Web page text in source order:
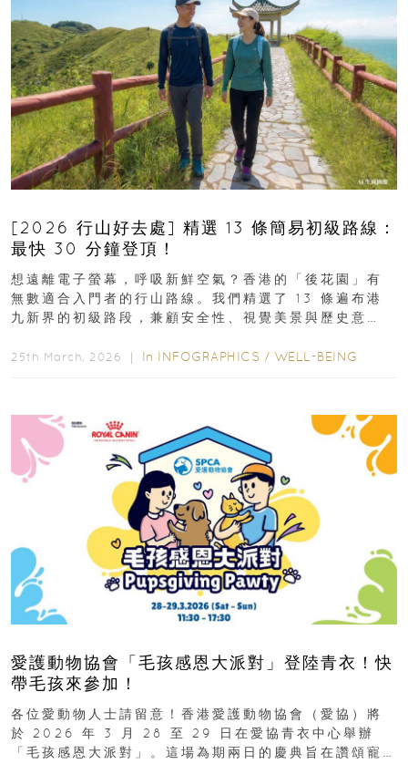
[2026 行山好去處] 精選 13 條簡易初級路線：
最快 30 分鐘登頂！
想遠離電子螢幕，呼吸新鮮空氣？香港的「後花園」有
無數適合入門者的行山路線。我們精選了 13 條遍布港
九新界的初級路段，兼顧安全性、視覺美景與歷史意
25th March, 2026 ｜ In INFOGRAPHICS / WELL-BEING
愛護動物協會「毛孩感恩大派對」登陸青衣！快
帶毛孩來參加！
各位愛動物人士請留意！香港愛護動物協會（愛協）將
於 2026 年 3 月 28 至 29 日在愛協青衣中心舉辦
「毛孩感恩大派對」。這場為期兩日的慶典旨在讚頌寵